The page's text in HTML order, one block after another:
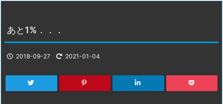
あと1%．．．
2018-09-27 2021-01-04